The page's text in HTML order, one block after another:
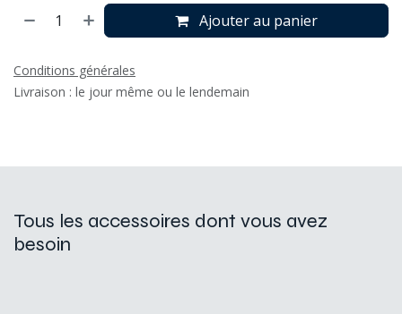
Ajouter au panier
Conditions générales
Livraison : le jour même ou le lendemain
Tous les accessoires dont vous avez
besoin